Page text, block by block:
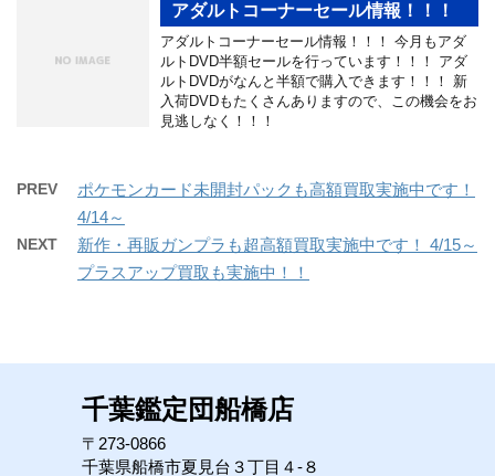
アダルトコーナーセール情報！！！
アダルトコーナーセール情報！！！ 今月もアダ
ルトDVD半額セールを行っています！！！ アダ
ルトDVDがなんと半額で購入できます！！！ 新
入荷DVDもたくさんありますので、この機会をお
見逃しなく！！！
PREV
ポケモンカード未開封パックも高額買取実施中です！
4/14～
NEXT
新作・再販ガンプラも超高額買取実施中です！ 4/15～
プラスアップ買取も実施中！！
千葉鑑定団船橋店
〒273-0866
千葉県船橋市夏見台３丁目４-８